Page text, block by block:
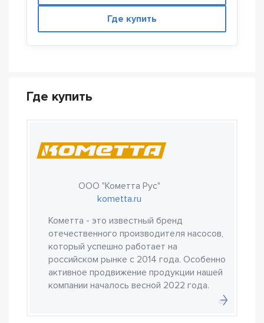
Где купить
Где купить
ООО "Кометта Рус"
kometta.ru
Кометта - это известный бренд
отечественного производителя насосов,
который успешно работает на
российском рынке с 2014 года. Особенно
активное продвижение продукции нашей
компании началось весной 2022 года.